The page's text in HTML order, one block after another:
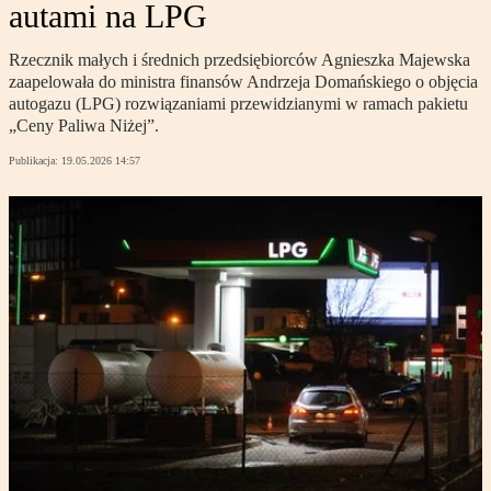
autami na LPG
Rzecznik małych i średnich przedsiębiorców Agnieszka Majewska
zaapelowała do ministra finansów Andrzeja Domańskiego o objęcia
autogazu (LPG) rozwiązaniami przewidzianymi w ramach pakietu
„Ceny Paliwa Niżej”.
Publikacja: 19.05.2026 14:57